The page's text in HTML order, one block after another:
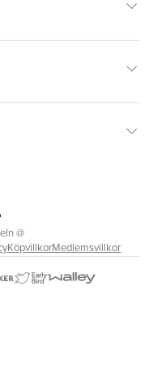
@
KöpvillkorMedlemsvillkor